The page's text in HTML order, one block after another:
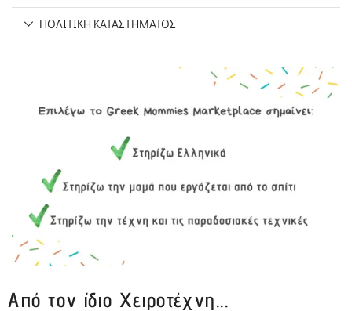
ΠΟΛΙΤΙΚΉ ΚΑΤΑΣΤΉΜΑΤΟΣ
Από τον ίδιο Χειροτέχνη...